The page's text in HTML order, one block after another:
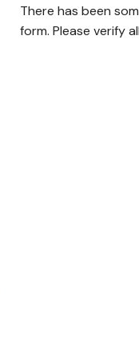
There has been
form. Please verify